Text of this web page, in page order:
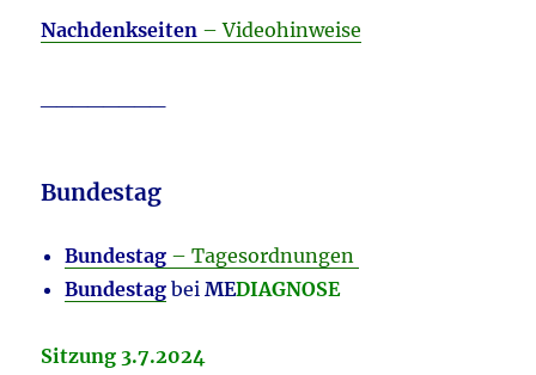
Nachdenkseiten – Videohinweise
Bundestag
Bundestag – Tagesordnungen
Bundestag beiMEDIAGNOSE
Sitzung 3.7.2024